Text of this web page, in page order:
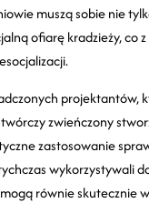
muszą sobie nie
ofiarę kradzieży, co
projektantów,
zwieńczony
zastosowanie
wykorzystywali
równie skutecznie